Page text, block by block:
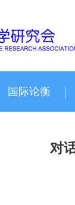
国际论衡
对